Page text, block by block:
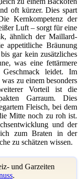
oft kürzer. Dies spart
Kernkompetenz der
Luft – sorgt für eine
ähnlich der Maillard-
appetitliche Bräunung
gar kein zusätzliches
was eine fettärmere
leidet. Im
zu einem besonders
Vorteil ist die
Garraum. Dies
Fleisch, bei dem
Mitte noch zu roh ist.
und der
zum Braten in der
zu schätzen wissen.
und Garzeiten
.